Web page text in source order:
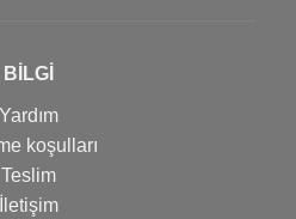
BİLGİ
Yardım
koşulları
Teslim
İletişim